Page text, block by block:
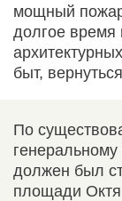
мощный
долгое
быт,
По
должен был
площади